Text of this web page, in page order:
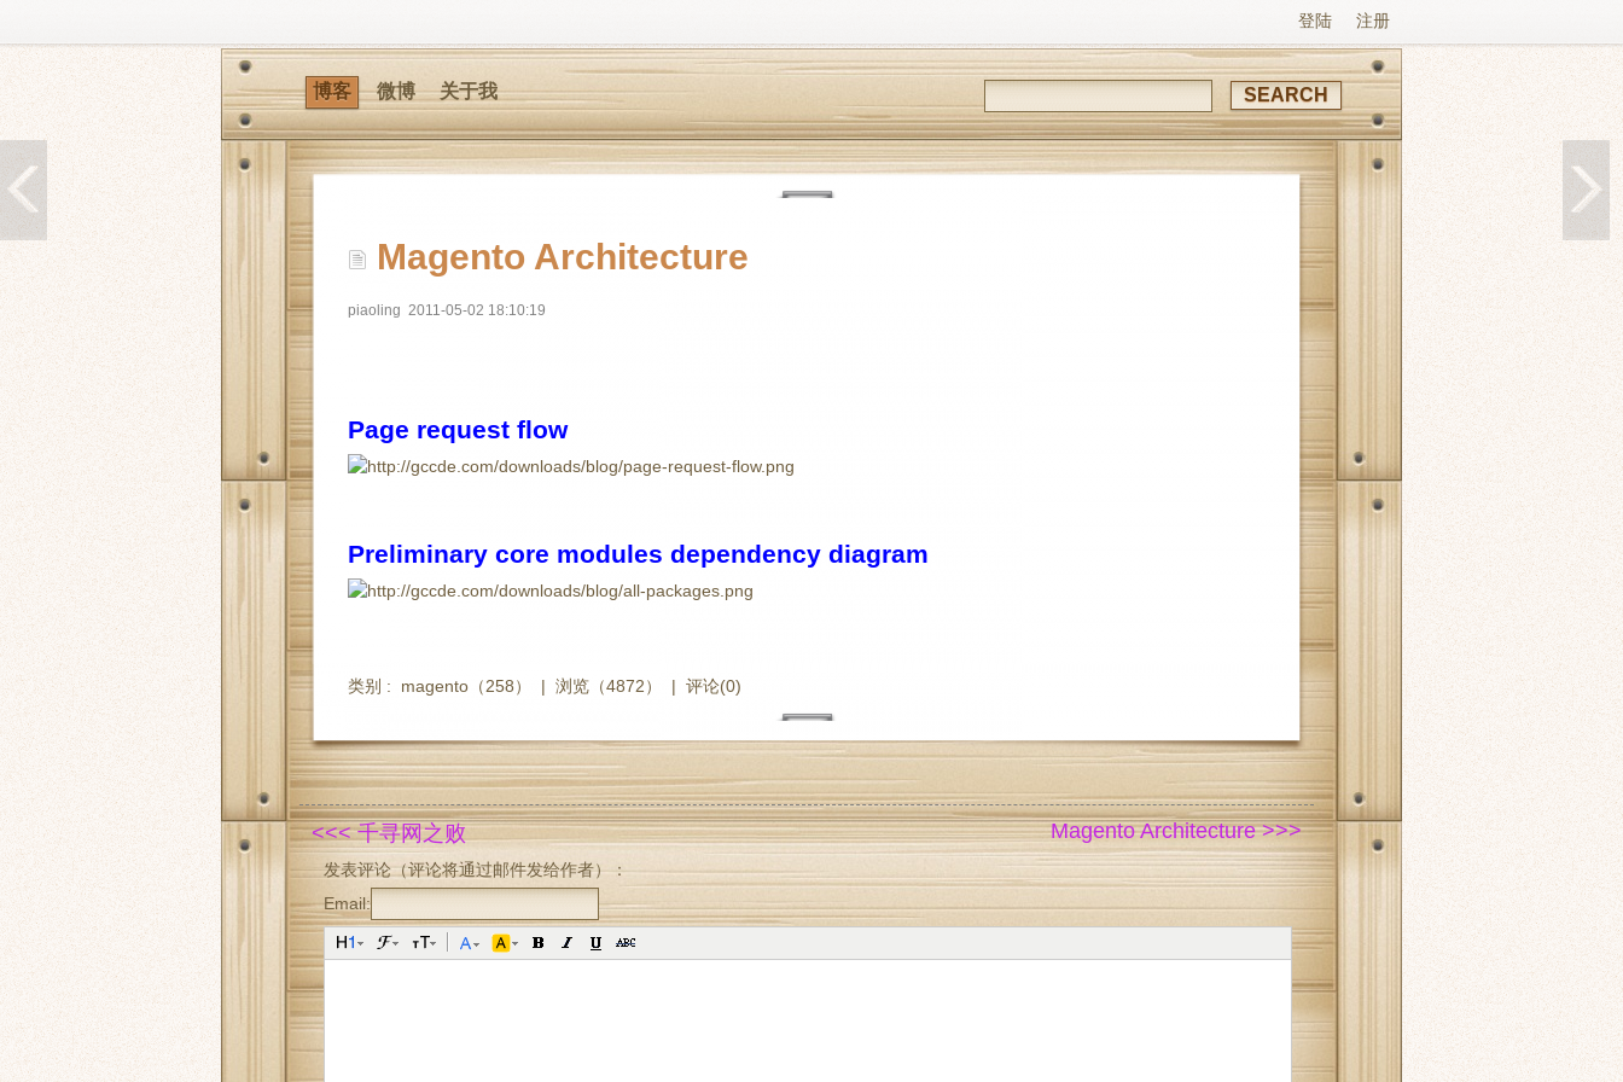
登陆 注册
博客 微博 关于我
Magento Architecture
piaoling 2011-05-02 18:10:19
Page request flow
Preliminary core modules dependency diagram
类别 : magento （258） | 浏览（4872） | 评论(0)
<<< 千寻网之败 Magento Architecture >>>
发表评论（评论将通过邮件发给作者）：
Email: